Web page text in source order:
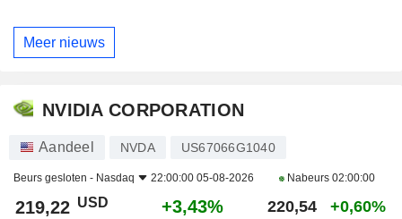
Meer nieuws
NVIDIA CORPORATION
Aandeel NVDA US67066G1040
Beurs gesloten - Nasdaq 22:00:00 05-08-2026 Nabeurs 02:00:00
219,22 USD +3,43% 220,54 +0,60%